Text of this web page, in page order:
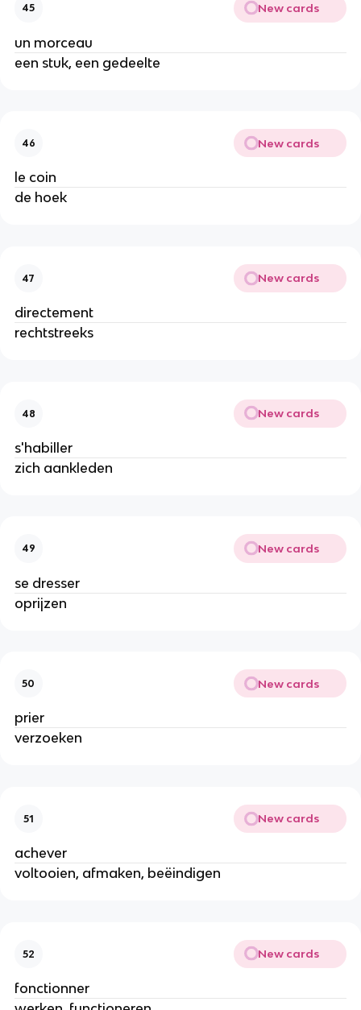
45 New cards
un morceau
een stuk, een gedeelte
46 New cards
le coin
de hoek
47 New cards
directement
rechtstreeks
48 New cards
s'habiller
zich aankleden
49 New cards
se dresser
oprijzen
50 New cards
prier
verzoeken
51 New cards
achever
voltooien, afmaken, beëindigen
52 New cards
fonctionner